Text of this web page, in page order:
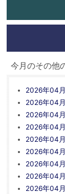
今月のその他
2026年04
2026年04
2026年04
2026年04
2026年04
2026年04
2026年04
2026年04
2026年04